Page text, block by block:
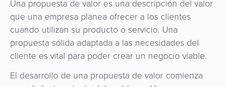
quioscos
Corresponsalía
Bancaria
Orquestación
de
Pagos
Una propuesta de valor es una descripción del valor
que una empresa planea ofrecer a los clientes
cuando utilizan su producto o servicio. Una
propuesta sólida adaptada a las necesidades del
cliente es vital para poder crear un negocio viable.
El desarrollo de una propuesta de valor comienza